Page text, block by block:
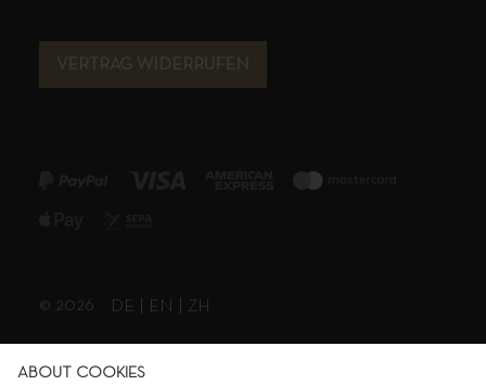
VERTRAG WIDERRUFEN
© 2026 DE EN ZH
ABOUT COOKIES